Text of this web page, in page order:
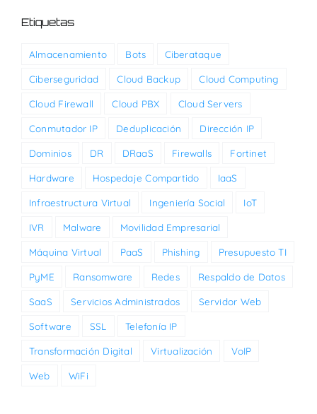
Etiquetas
Almacenamiento Bots Ciberataque
Ciberseguridad Cloud Backup Cloud Computing
Cloud Firewall Cloud PBX Cloud Servers
Conmutador IP Deduplicación Dirección IP
Dominios DR DRaaS Firewalls Fortinet
Hardware Hospedaje Compartido IaaS
Infraestructura Virtual Ingeniería Social IoT
IVR Malware Movilidad Empresarial
Máquina Virtual PaaS Phishing Presupuesto TI
PyME Ransomware Redes Respaldo de Datos
SaaS Servicios Administrados Servidor Web
Software SSL Telefonía IP
Transformación Digital Virtualización VoIP
Web WiFi